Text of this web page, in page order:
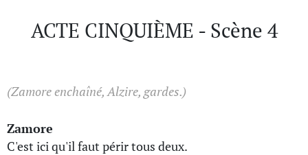
ACTE CINQUIÈME - Scène 4
(Zamore enchaîné, Alzire, gardes.)
Zamore
C'est ici qu'il faut périr tous deux.